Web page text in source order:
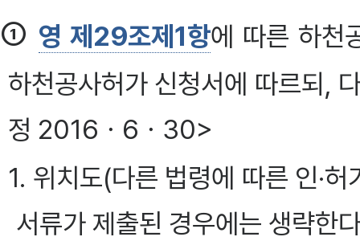
① 영 제29조제1항에 따른 하천
하천공사허가 신청서에 따르되,
정 2016ㆍ6ㆍ30>
1. 위치도(다른 법령에 따른 인·
서류가 제출된 경우에는 생략한